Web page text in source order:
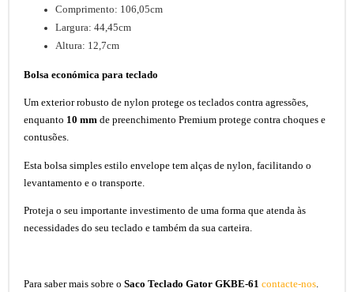
Comprimento: 106,05cm
Largura: 44,45cm
Altura: 12,7cm
Bolsa económica para teclado
Um exterior robusto de nylon protege os teclados contra agressões,
enquanto 10 mm de preenchimento Premium protege contra choques e
contusões.
Esta bolsa simples estilo envelope tem alças de nylon, facilitando o
levantamento e o transporte.
Proteja o seu importante investimento de uma forma que atenda às
necessidades do seu teclado e também da sua carteira.
Para saber mais sobre o Saco Teclado Gator GKBE-61 contacte-nos.